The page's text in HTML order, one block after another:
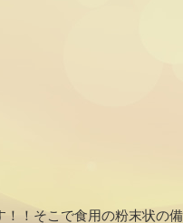
！そこで食用の粉末状の